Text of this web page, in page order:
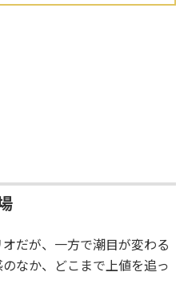
だが、一方で潮目が変わる
なか、どこまで上値を追っ